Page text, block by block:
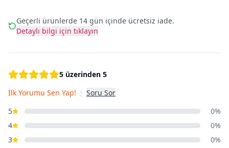
Geçerli ürünlerde 14 gün içinde ücretsiz iade.
Detaylı bilgi için tıklayın
5 üzerinden 5
İlk Yorumu Sen Yap! | Soru Sor
5
0%
4
0%
3
0%